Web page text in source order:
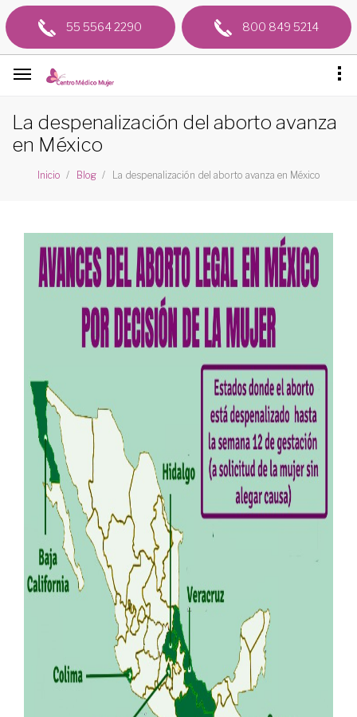
55 5564 2290 800 849 5214
La despenalización del aborto avanza
en México
Inicio Blog La despenalización del aborto avanza en México